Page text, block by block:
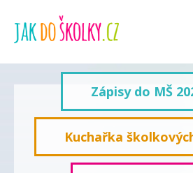
Zápisy do MŠ
Kuchařka